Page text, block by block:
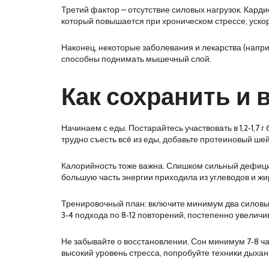
Третий фактор – отсутствие силовых нагрузок.
который повышается при хроническом стрессе,
Наконец, некоторые заболевания и лекарства
способны поднимать мышечный слой.
Как сохранить
Начинаем с еды. Постарайтесь участвовать в
трудно съесть всё из еды, добавьте протеиновый
Калорийность тоже важна. Слишком сильный
большую часть энергии приходила из углеводов и
Тренировочный план: включите минимум два
3‑4 подхода по 8‑12 повторений, постепенно
Не забывайте о восстановлении. Сон минимум 7‑8
высокий уровень стресса, попробуйте техники